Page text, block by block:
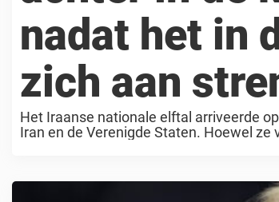
nadat het in
zich aan
Het Iraanse nationale elftal arriveerde
Iran en de Verenigde Staten. Hoewel